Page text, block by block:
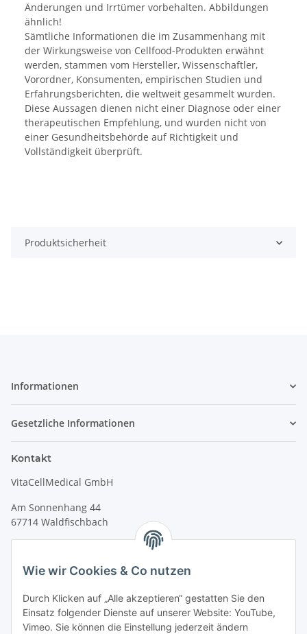
Wie wir Cookies & Co nutzen
Durch Klicken auf „Alle akzeptieren“ gestatten Sie den
Einsatz folgender Dienste auf unserer Website: YouTube,
Vimeo. Sie können die Einstellung jederzeit ändern
Änderungen und Irrtümer vorbehalten. Abbildungen
ähnlich!
Sämtliche Informationen die im Zusammenhang mit
der Wirkungsweise von Cellfood-Produkten erwähnt
werden, stammen vom Hersteller, Wissenschaftler,
Vorordner, Konsumenten, empirischen Studien und
Erfahrungsberichten, die weltweit gesammelt wurden.
Diese Aussagen dienen nicht einer Diagnose oder einer
therapeutischen Empfehlung, und wurden nicht von
einer Gesundheitsbehörde auf Richtigkeit und
Vollständigkeit überprüft.
Produktsicherheit
Informationen
Gesetzliche Informationen
Kontakt
VitaCellMedical GmbH
Am Sonnenhang 44
67714 Waldfischbach
info@vitacellmedical.com
Erreichbarkeit